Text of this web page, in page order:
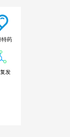
特药
发